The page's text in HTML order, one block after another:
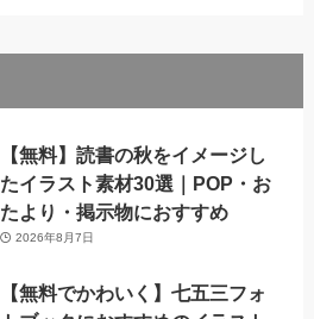
【無料】読書の秋をイメージし
たイラスト素材30選｜POP・お
たより・掲示物におすすめ
2026年8月7日
【無料でかわいく】七五三フォ